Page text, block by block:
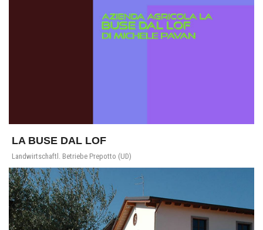
LA BUSE DAL LOF
Landwirtschaftl. Betriebe Prepotto (UD)